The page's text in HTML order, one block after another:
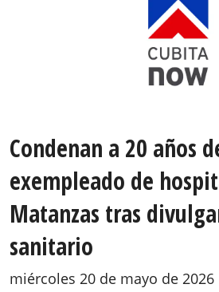
Condenan a 20 años
exempleado de
Matanzas tras
sanitario
miércoles 20 de mayo de 2026